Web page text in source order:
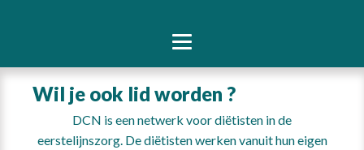
Wil je ook lid worden ?
DCN is een netwerk voor diëtisten in de
eerstelijnszorg. De diëtisten werken vanuit hun eigen